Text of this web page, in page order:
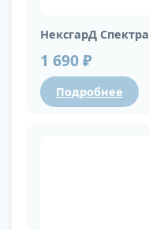
НексгарД Спектра
1 690 ₽
Подробнее